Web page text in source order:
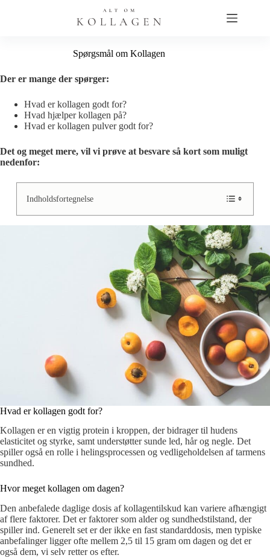
Spørgsmål om Kollagen
Der er mange der spørger:
Hvad er kollagen godt for?
Hvad hjælper kollagen på?
Hvad er kollagen pulver godt for?
Det og meget mere, vil vi prøve at besvare så kort som muligt
nedenfor:
Indholdsfortegnelse
Hvad er kollagen godt for?
Kollagen er en vigtig protein i kroppen, der bidrager til hudens
elasticitet og styrke, samt understøtter sunde led, hår og negle. Det
spiller også en rolle i helingsprocessen og vedligeholdelsen af tarmens
sundhed.
Hvor meget kollagen om dagen?
Den anbefalede daglige dosis af kollagentilskud kan variere afhængigt
af flere faktorer. Det er faktorer som alder og sundhedstilstand, der
spiller ind. Generelt set er der ikke en fast standarddosis, men typiske
anbefalinger ligger ofte mellem 2,5 til 15 gram om dagen og det er
også dem, vi selv retter os efter.